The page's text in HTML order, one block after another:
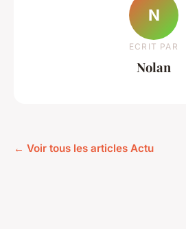
N
ECRIT PAR
Nolan
← Voir tous les articles Actu